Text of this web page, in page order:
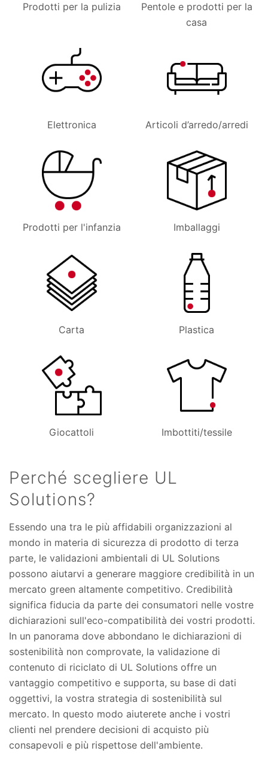
Prodotti per la pulizia
Pentole e prodotti per la
casa
Elettronica Articoli d’arredo/arredi
Prodotti per l'infanzia Imballaggi
Carta Plastica
Giocattoli Imbottiti/tessile
Perché scegliere UL
Solutions?
Essendo una tra le più affidabili organizzazioni al
mondo in materia di sicurezza di prodotto di terza
parte, le validazioni ambientali di UL Solutions
possono aiutarvi a generare maggiore credibilità in un
mercato green altamente competitivo. Credibilità
significa fiducia da parte dei consumatori nelle vostre
dichiarazioni sull'eco-compatibilità dei vostri prodotti.
In un panorama dove abbondano le dichiarazioni di
sostenibilità non comprovate, la validazione di
contenuto di riciclato di UL Solutions offre un
vantaggio competitivo e supporta, su base di dati
oggettivi, la vostra strategia di sostenibilità sul
mercato. In questo modo aiuterete anche i vostri
clienti nel prendere decisioni di acquisto più
consapevoli e più rispettose dell'ambiente.